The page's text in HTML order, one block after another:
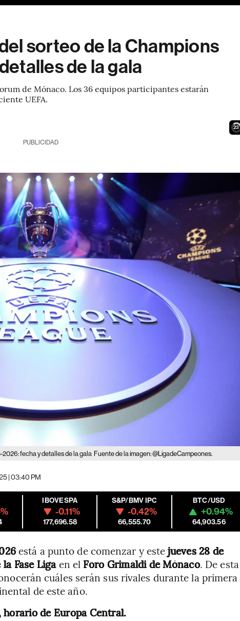
sorteo de la Champions
de la gala
de Mónaco. Los 36 equipos participantes estarán
UEFA.
22
PUBLICIDAD
2026: fecha y detalles de la gala Fuente de la imagen: @LigadeCampeones.
| 03:40 PM
IBOVESPA
-0.11%
177,696.58
S&P/BMV IPC
-0.42%
66,555.70
BTC/USD
+0.94%
64,903.56
está a punto de comenzar y estejueves 28 de
Fase Ligaen el Foro Grimaldi de Mónaco. De esta
cuáles serán sus rivales durante la primera
de este año.
horario de Europa Central.